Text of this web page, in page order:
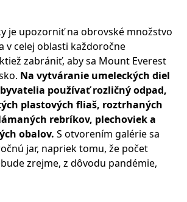
je upozorniť na obrovské množstvo
v celej oblasti každoročne
zabrániť, aby sa Mount Everest
Na vytváranie umeleckých diel
používať rozličný odpad,
plastových fliaš, roztrhaných
rebríkov, plechoviek a
obalov. S otvorením galérie sa
jar, napriek tomu, že počet
zrejme, z dôvodu pandémie,